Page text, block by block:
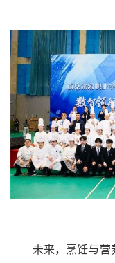
未来，烹饪与营